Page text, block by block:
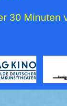
30 Minuten